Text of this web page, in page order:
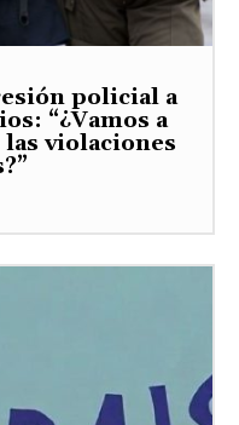
policial a
“¿Vamos a
violaciones